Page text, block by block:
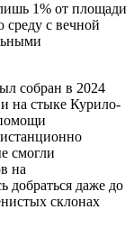
1% от площади
среду с вечной
собран в 2024
на стыке Курило-
смогли
на
добраться даже до
склонах